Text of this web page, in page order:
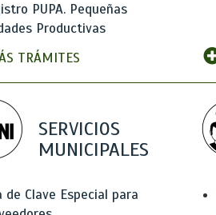
PUPA. Pequeñas
Productivas
TRÁMITES
SERVICIOS
MUNICIPALES
de Clave Especial para